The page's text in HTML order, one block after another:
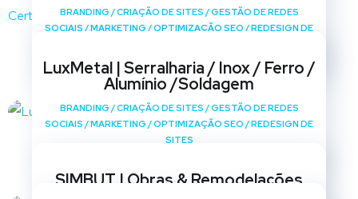
BRANDING /CRIAÇÃO DE SITES /GESTÃO DE REDES
SOCIAIS /MARKETING /OPTIMIZAÇÃO SEO /REDESIGN DE
LuxMetal | Serralharia / Inox / Ferro /
Alumínio /Soldagem
BRANDING /CRIAÇÃO DE SITES /GESTÃO DE REDES
SOCIAIS /MARKETING /OPTIMIZAÇÃO SEO /REDESIGN DE
SITES
SIMBUT | Obras & Remodelações